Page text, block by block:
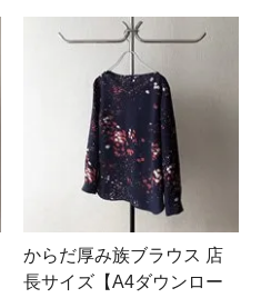
からだ厚み族ブラウス 店
長サイズ【A4ダウンロー